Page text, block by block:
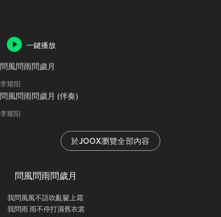
一鍵播放
問風問雨問歲月
李耀阳
問風問雨問歲月 (伴奏)
李耀阳
於JOOX瀏覽全部內容
問風問雨問歲月
我問風風不語吹亂鬢上霜
我問雨 雨不停打濕舊衣裳